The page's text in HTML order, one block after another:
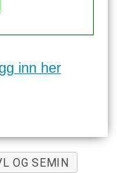
inn her
OG SEMIN